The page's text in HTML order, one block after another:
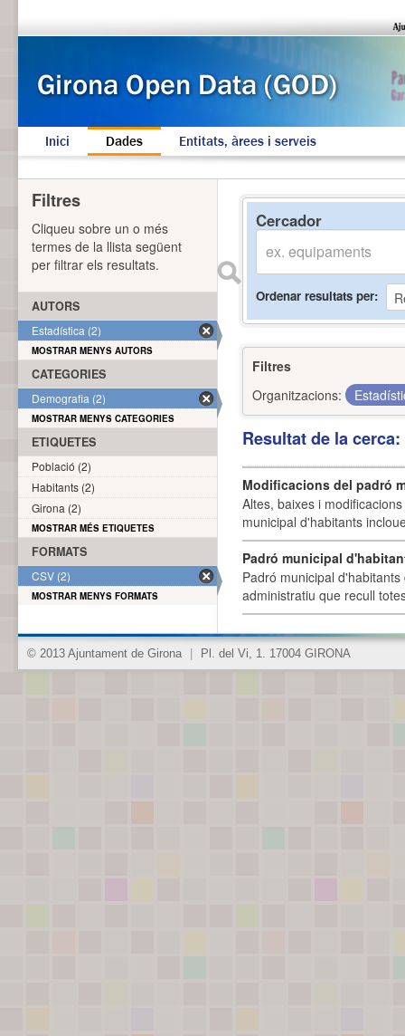
Inici Dades Entitats, àrees i serveis
Cercador
Ordenar resultats per
Filtres
Organitzacions:
Resultat de la
Modificacions del padró
Altes, baixes i
municipal d'habitants
Padró municipal
Padró municipal
administratiu que recull
Filtres
Cliqueu sobre un o més
termes de la llista següent
per filtrar els resultats.
AUTORS
Estadística (2)
MOSTRAR MENYS AUTORS
CATEGORIES
Demografia (2)
MOSTRAR MENYS CATEGORIES
ETIQUETES
Població (2)
Habitants (2)
Girona (2)
MOSTRAR MÉS ETIQUETES
FORMATS
CSV (2)
MOSTRAR MENYS FORMATS
© 2013 Ajuntament de Girona Pl. del Vi, 1. 17004 GIRONA